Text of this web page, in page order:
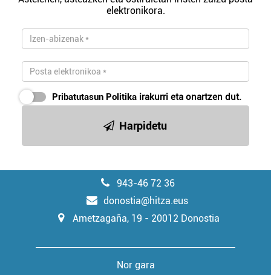
elektronikora.
Pribatutasun Politika irakurri eta onartzen dut.
Harpidetu
943-46 72 36
donostia@hitza.eus
Ametzagaña, 19 - 20012 Donostia
Nor gara